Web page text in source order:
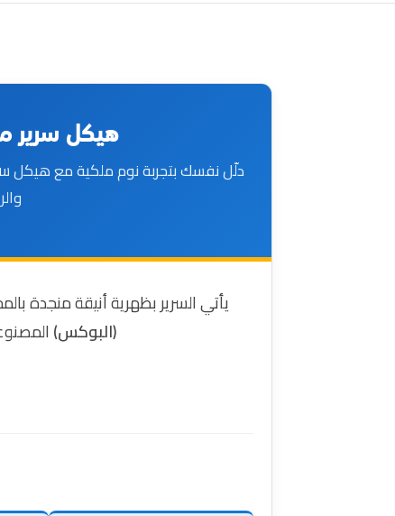
هيكل سرير
دلّل نفسك بتجربة نوم ملكية مع هيكل
يأتي السرير بظهرية أنيقة منجدة
(البوكس)